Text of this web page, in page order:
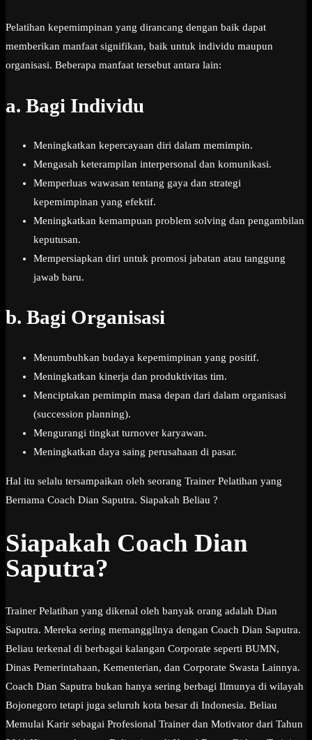
Pelatihan kepemimpinan yang dirancang dengan baik dapat
memberikan manfaat signifikan, baik untuk individu maupun
organisasi. Beberapa manfaat tersebut antara lain:
a. Bagi Individu
Meningkatkan kepercayaan diri dalam memimpin.
Mengasah keterampilan interpersonal dan komunikasi.
Memperluas wawasan tentang gaya dan strategi
kepemimpinan yang efektif.
Meningkatkan kemampuan problem solving dan pengambilan
keputusan.
Mempersiapkan diri untuk promosi jabatan atau tanggung
jawab baru.
b. Bagi Organisasi
Menumbuhkan budaya kepemimpinan yang positif.
Meningkatkan kinerja dan produktivitas tim.
Menciptakan pemimpin masa depan dari dalam organisasi
(succession planning).
Mengurangi tingkat turnover karyawan.
Meningkatkan daya saing perusahaan di pasar.
Hal itu selalu tersampaikan oleh seorang Trainer Pelatihan yang
Bernama Coach Dian Saputra. Siapakah Beliau ?
Siapakah Coach Dian
Saputra?
Trainer Pelatihan yang dikenal oleh banyak orang adalah Dian
Saputra. Mereka sering memanggilnya dengan Coach Dian Saputra.
Beliau terkenal di berbagai kalangan Corporate seperti BUMN,
Dinas Pemerintahaan, Kementerian, dan Corporate Swasta Lainnya.
Coach Dian Saputra bukan hanya sering berbagi Ilmunya di wilayah
Bojonegoro tetapi juga seluruh kota besar di Indonesia. Beliau
Memulai Karir sebagai Profesional Trainer dan Motivator dari Tahun